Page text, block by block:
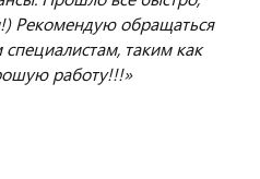
Рекомендую обращаться
таким как
работу!!!»